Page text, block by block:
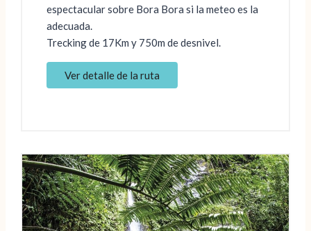
espectacular sobre Bora Bora si la meteo es la
adecuada.
Trecking de 17Km y 750m de desnivel.
Ver detalle de la ruta